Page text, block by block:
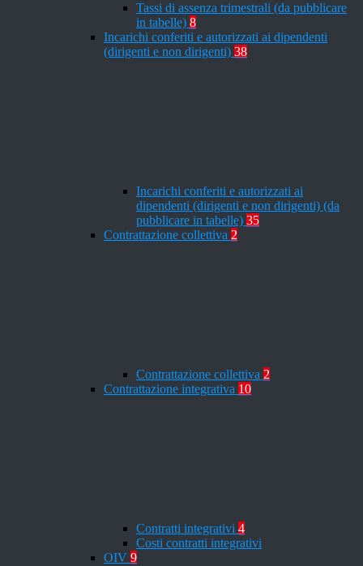
Tassi di assenza trimestrali (da pubblicare
in tabelle) 8
Incarichi conferiti e autorizzati ai dipendenti
(dirigenti e non dirigenti) 38
Incarichi conferiti e autorizzati ai
dipendenti (dirigenti e non dirigenti) (da
pubblicare in tabelle) 35
Contrattazione collettiva 2
Contrattazione collettiva 2
Contrattazione integrativa 10
Contratti integrativi 4
Costi contratti integrativi
OIV 9